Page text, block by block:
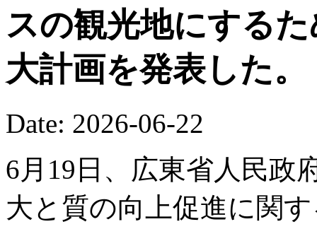
スの観光地にする
大計画を発表した。
Date: 2026-06-22
6月19日、広東省人民政
大と質の向上促進に関